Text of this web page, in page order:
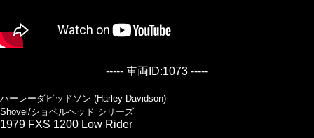
----- 車両ID:1073 -----
ハーレーダビッドソン (Harley Davidson)
Shovel/ショベルヘッド シリーズ
1979 FXS 1200 Low Rider